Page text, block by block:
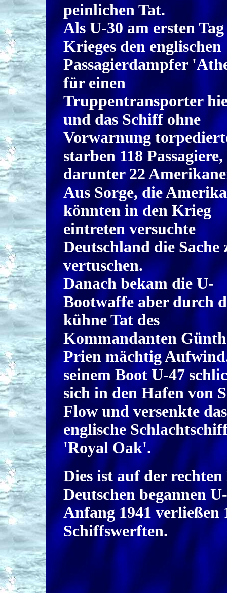
peinlichen Tat.
Als U-30 am ersten Tag
Krieges den englischen
Passagierdampfer
für einen
Truppentransporter
und das Schiff ohne
Vorwarnung
starben 118 Passagiere,
darunter 22
Aus Sorge, die
könnten in den Krieg
eintreten versuchte
Deutschland die Sache
vertuschen.
Danach bekam die U-
Bootwaffe aber durch
kühne Tat des
Kommandanten
Prien mächtig
seinem Boot U-47
sich in den Hafen von
Flow und versenkte das
englische
'Royal Oak'.
Dies ist auf der
Deutschen begannen
Anfang 1941 verließen
Schiffswerften.